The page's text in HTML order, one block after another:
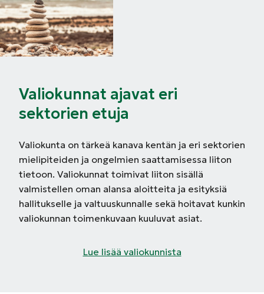
Valiokunnat ajavat eri
sektorien etuja
Valiokunta on tärkeä kanava kentän ja eri sektorien
mielipiteiden ja ongelmien saattamisessa liiton
tietoon. Valiokunnat toimivat liiton sisällä
valmistellen oman alansa aloitteita ja esityksiä
hallitukselle ja valtuuskunnalle sekä hoitavat kunkin
valiokunnan toimenkuvaan kuuluvat asiat.
Lue lisää valiokunnista